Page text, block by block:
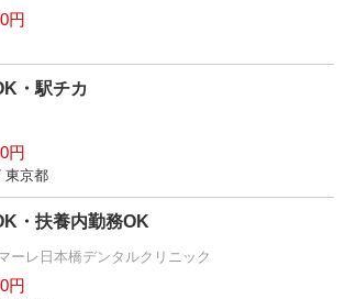
円
・駅チカ
円
東京都
・扶養内勤務OK
ーレ日本橋デンタルクリニック
円